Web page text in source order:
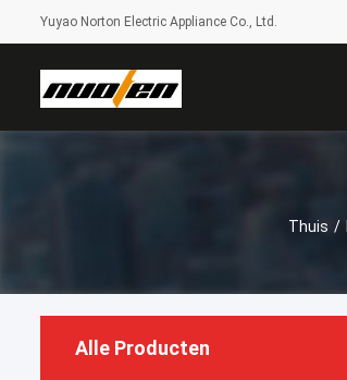
Yuyao Norton Electric Appliance Co., Ltd.
Thuis /
Alle Producten